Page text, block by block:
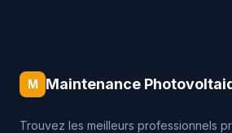
M Maintenance
Trouvez les meilleurs professionnels